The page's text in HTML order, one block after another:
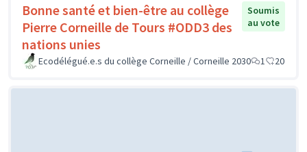
Bonne santé et bien-être au collège
Pierre Corneille de Tours #ODD3 des
nations unies
Soumis
au vote
Ecodélégué.e.s du collège Corneille / Corneille 2030 1 20